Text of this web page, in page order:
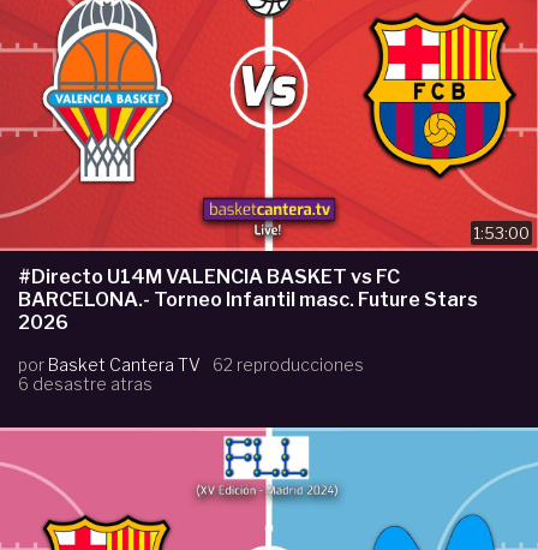
1:53:00
#Directo U14M VALENCIA BASKET vs FC
BARCELONA.- Torneo Infantil masc. Future Stars
2026
por Basket Cantera TV
62 reproducciones
6 desastre atras